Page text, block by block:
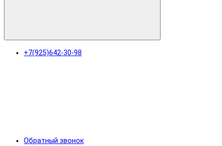
+7(925)642-30-98
Обратный звонок